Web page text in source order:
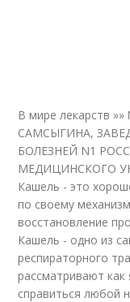
В мире лекарств
САМСЫГИНА,
БОЛЕЗНЕЙ N1
МЕДИЦИНСКОГО
Кашель - это
по своему
восстановление
Кашель - одно из
респираторного
рассматривают
справиться любой